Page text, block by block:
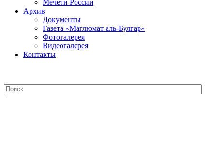
Мечети России
Архив
Документы
Газета «Маглюмат аль-Булгар»
Фотогалерея
Видеогалерея
Контакты